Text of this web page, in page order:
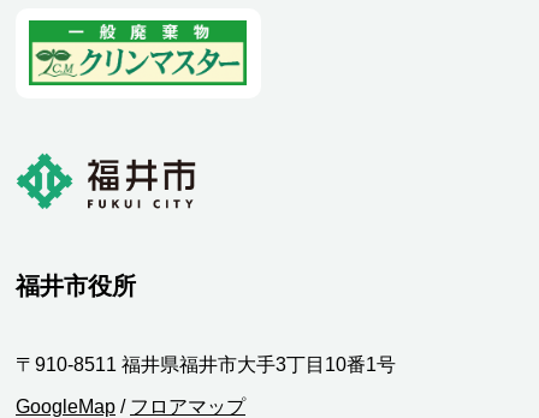
福井市役所
〒910-8511 福井県福井市大手3丁目10番1号
GoogleMap / フロアマップ